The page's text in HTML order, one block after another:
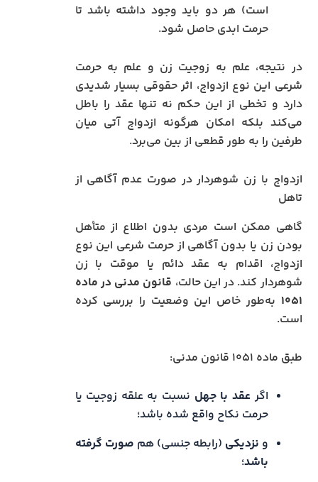
است) هر دو باید وجود داشته باشد تا
حرمت ابدی حاصل شود.
در نتیجه، علم به زوجیت زن و علم به حرمت
شرعی این نوع ازدواج، اثر حقوقی بسیار شدیدی
دارد و تخطی از این حکم نه تنها عقد را باطل
می‌کند بلکه امکان هرگونه ازدواج آتی میان
طرفین را به طور قطعی از بین می‌برد.
ازدواج با زن شوهردار در صورت عدم آگاهی از
تاهل
گاهی ممکن است مردی بدون اطلاع از متأهل
بودن زن یا بدون آگاهی از حرمت شرعی این نوع
ازدواج، اقدام به عقد دائم یا موقت با زن
شوهردار کند. در این حالت، قانون مدنی در ماده
۱۰۵۱ به‌طور خاص این وضعیت را بررسی کرده
است.
طبق ماده ۱۰۵۱ قانون مدنی:
اگرعقد با جهل نسبت به علقه زوجیت یا
حرمت نکاح واقع شده باشد؛
و نزدیکی (رابطه جنسی) هم صورت گرفته
باشد؛